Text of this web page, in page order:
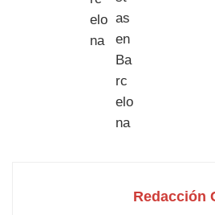
Redacción